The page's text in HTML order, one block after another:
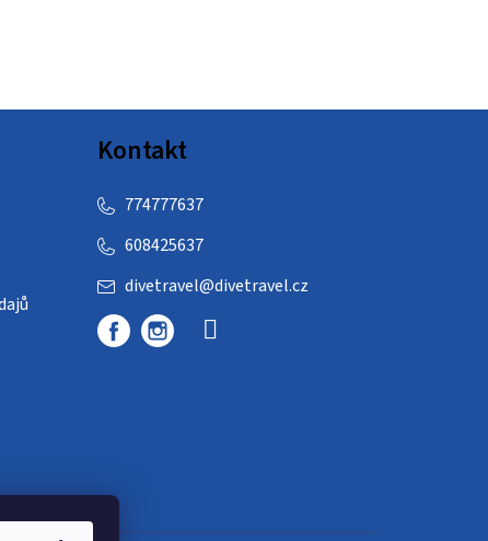
Kontakt
divetravel@divetravel.cz
608425637
774777637